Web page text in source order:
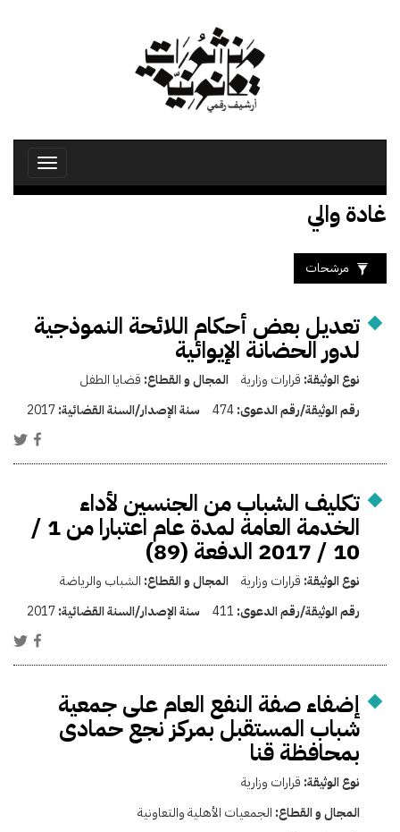
Toggle
غادة والي
مرشحات
تعديل بعض أحكام اللائحة النموذجية
لدور الحضانة الإيوائية
نوع الوثيقة: قرارات وزارية المجال و القطاع: قضايا الطفل
رقم الوثيقة/رقم الدعوى:474 سنة الإصدار/السنة القضائية:2017
تكليف الشباب من الجنسين لأداء
الخدمة العامة لمدة عام اعتبارا من 1 /
10 / 2017 الدفعة (89)
نوع الوثيقة: قرارات وزارية المجال و القطاع: الشباب والرياضة
رقم الوثيقة/رقم الدعوى: 411 سنة الإصدار/السنة القضائية:2017
إضفاء صفة النفع العام على جمعية
شباب المستقبل بمركز نجع حمادى
بمحافظة قنا
نوع الوثيقة: قرارات وزارية
المجال و القطاع: الجمعيات الأهلية والتعاونية